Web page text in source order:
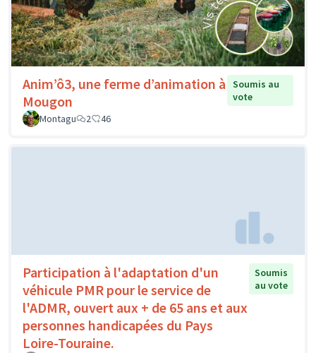
Anim’ô3, une ferme d’animation à
Mougon
Soumis au
vote
Montagu
2 46
Participation à l'adaptation d'un
véhicule PMR pour le service de
l'ADMR, ouvert aux + de 65 ans et aux
personnes handicapées du Pays
Loire-Touraine.
Soumis
au vote